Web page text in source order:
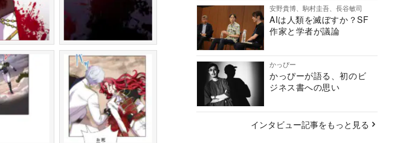
安野貴博、駒村圭吾、長谷敏司
AIは人類を滅ぼすか？SF
作家と学者が議論
かっぴー
かっぴーが語る、初のビ
ジネス書への思い
インタビュー記事をもっと見る